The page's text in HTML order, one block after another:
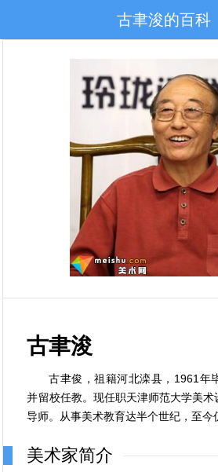
古聿浚的百科
古聿浚
古聿俊，祖籍河北滦县，1961年
并留校任教。现任职天津师范大学美
导师。从事美术教育达半个世纪，至今
美术家简介